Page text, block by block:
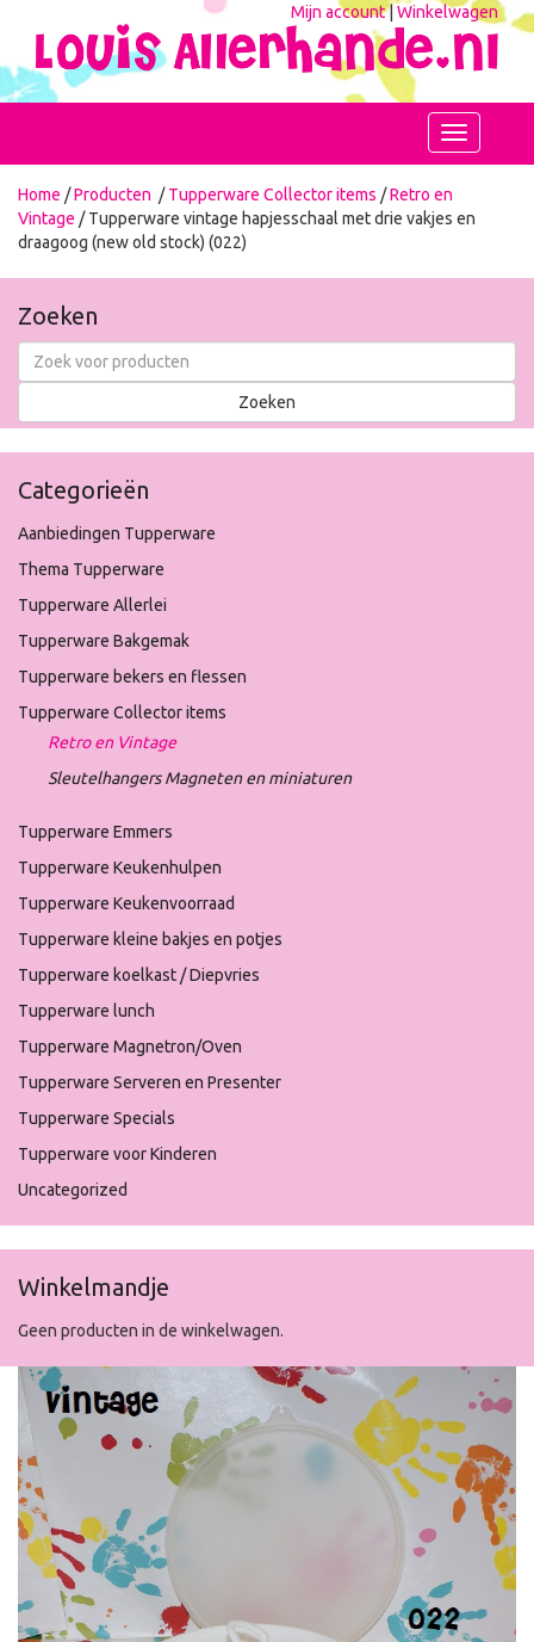
Mijn account|Winkelwagen
Toggle
navigation
Home /Producten /Tupperware Collector items /Retro en
Vintage / Tupperware vintage hapjesschaal met drie vakjes en
draagoog (new old stock) (022)
Zoeken
Categorieën
Aanbiedingen Tupperware
Thema Tupperware
Tupperware Allerlei
Tupperware Bakgemak
Tupperware bekers en flessen
Tupperware Collector items
Retro en Vintage
Sleutelhangers Magneten en miniaturen
Tupperware Emmers
Tupperware Keukenhulpen
Tupperware Keukenvoorraad
Tupperware kleine bakjes en potjes
Tupperware koelkast / Diepvries
Tupperware lunch
Tupperware Magnetron/Oven
Tupperware Serveren en Presenter
Tupperware Specials
Tupperware voor Kinderen
Uncategorized
Winkelmandje
Geen producten in de winkelwagen.